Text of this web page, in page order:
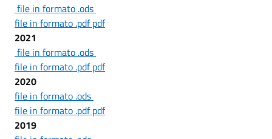
file in formato .ods
file in formato .pdf pdf
2021
file in formato .ods
file in formato .pdf pdf
2020
file in formato .ods
file in formato .pdf pdf
2019